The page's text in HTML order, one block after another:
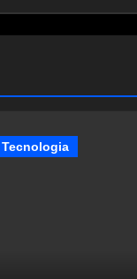
Tecnologia